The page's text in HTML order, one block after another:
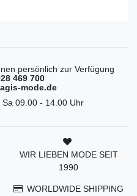
persönlich zur Verfügung
469 700
mode.de
09.00 - 14.00 Uhr
WIR LIEBEN MODE SEIT
1990
WORLDWIDE SHIPPING